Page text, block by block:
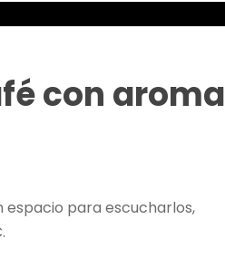
con aroma
para escucharlos,